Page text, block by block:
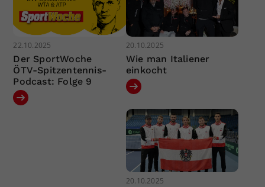
22.10.2025
Der SportWoche
ÖTV-Spitzentennis-
Podcast: Folge 9
20.10.2025
Wie man Italiener
einkocht
20.10.2025